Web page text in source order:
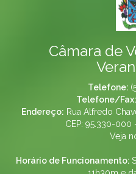
Câmara de
Telefone:
Telefone/Fax:
Endereço: Rua Alfredo
CEP: 95.330-
Veja
Horário de Funcionamento: